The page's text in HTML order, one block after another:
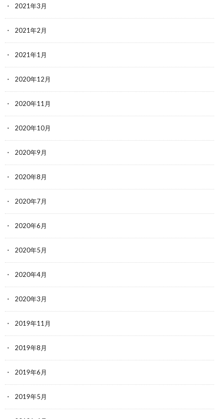
2021年3月
2021年2月
2021年1月
2020年12月
2020年11月
2020年10月
2020年9月
2020年8月
2020年7月
2020年6月
2020年5月
2020年4月
2020年3月
2019年11月
2019年8月
2019年6月
2019年5月